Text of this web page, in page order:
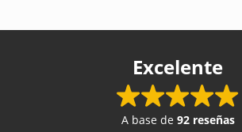
Excelente
A base de 92 reseñas